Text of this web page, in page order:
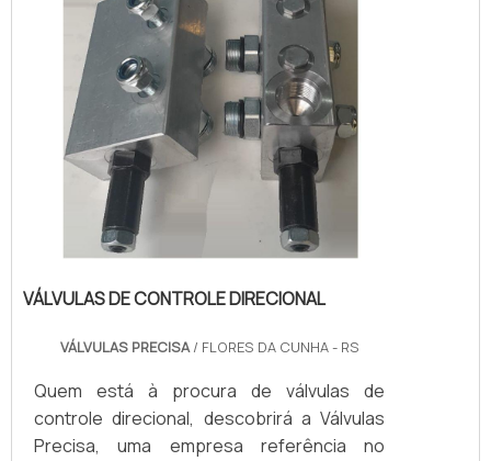
VÁLVULAS DE CONTROLE DIRECIONAL
VÁLVULAS PRECISA/ FLORES DA CUNHA - RS
Quem está à procura de válvulas de
controle direcional, descobrirá a Válvulas
Precisa, uma empresa referência no